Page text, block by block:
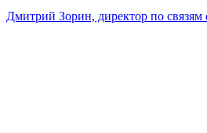
Дмитрий Зорин, директор по